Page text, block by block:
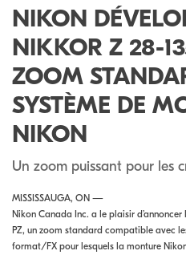
NIKON
NIKKOR Z 28-
ZOOM
SYSTÈME DE
NIKON
Un zoom puissant pour les
MISSISSAUGA, ON —
Nikon Canada Inc. a le plaisir
PZ, un zoom standard compatible avec
format/FX pour lesquels la monture